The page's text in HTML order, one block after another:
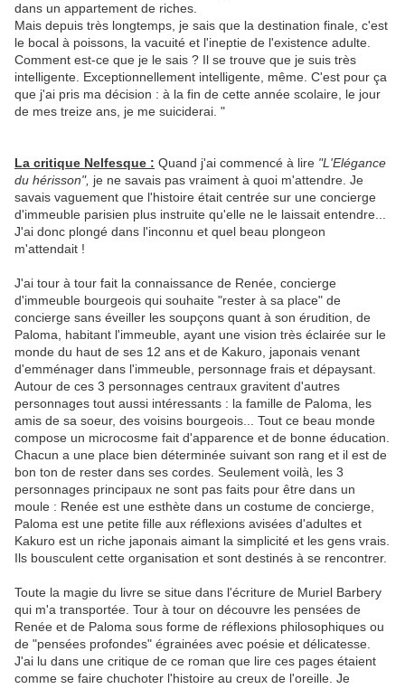
dans un appartement de riches.
Mais depuis très longtemps, je sais que la destination finale, c'est
le bocal à poissons, la vacuité et l'ineptie de l'existence adulte.
Comment est-ce que je le sais ? Il se trouve que je suis très
intelligente. Exceptionnellement intelligente, même. C'est pour ça
que j'ai pris ma décision : à la fin de cette année scolaire, le jour
de mes treize ans, je me suiciderai. "
La critique Nelfesque : Quand j'ai commencé à lire "L'Elégance
du hérisson", je ne savais pas vraiment à quoi m'attendre. Je
savais vaguement que l'histoire était centrée sur une concierge
d'immeuble parisien plus instruite qu'elle ne le laissait entendre...
J'ai donc plongé dans l'inconnu et quel beau plongeon
m'attendait !
J'ai tour à tour fait la connaissance de Renée, concierge
d'immeuble bourgeois qui souhaite "rester à sa place" de
concierge sans éveiller les soupçons quant à son érudition, de
Paloma, habitant l'immeuble, ayant une vision très éclairée sur le
monde du haut de ses 12 ans et de Kakuro, japonais venant
d'emménager dans l'immeuble, personnage frais et dépaysant.
Autour de ces 3 personnages centraux gravitent d'autres
personnages tout aussi intéressants : la famille de Paloma, les
amis de sa soeur, des voisins bourgeois... Tout ce beau monde
compose un microcosme fait d'apparence et de bonne éducation.
Chacun a une place bien déterminée suivant son rang et il est de
bon ton de rester dans ses cordes. Seulement voilà, les 3
personnages principaux ne sont pas faits pour être dans un
moule : Renée est une esthète dans un costume de concierge,
Paloma est une petite fille aux réflexions avisées d'adultes et
Kakuro est un riche japonais aimant la simplicité et les gens vrais.
Ils bousculent cette organisation et sont destinés à se rencontrer.
Toute la magie du livre se situe dans l'écriture de Muriel Barbery
qui m'a transportée. Tour à tour on découvre les pensées de
Renée et de Paloma sous forme de réflexions philosophiques ou
de "pensées profondes" égrainées avec poésie et délicatesse.
J'ai lu dans une critique de ce roman que lire ces pages étaient
comme se faire chuchoter l'histoire au creux de l'oreille. Je